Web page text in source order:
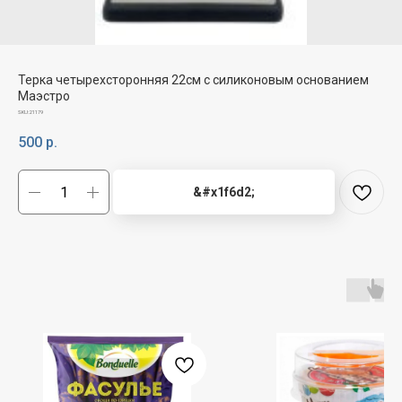
Терка четырехсторонняя 22см с силиконовым основанием
Маэстро
SKU:21179
500 р.
&#x1f6d2;